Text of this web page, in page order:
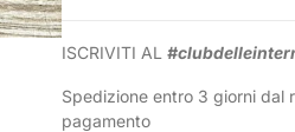
ISCRIVITI AL
Spedizione entro 3 giorni dal
pagamento